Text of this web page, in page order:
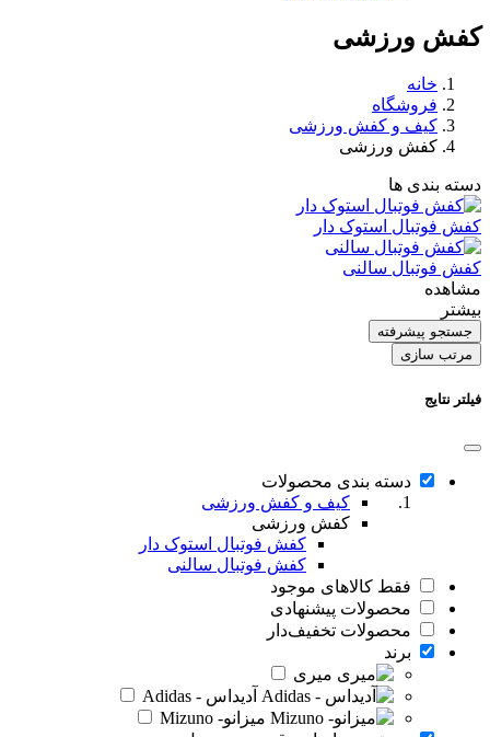
کفش ورزشی
خانه
فروشگاه
کیف و کفش ورزشی
کفش ورزشی
دسته بندی ها
کفش فوتبال استوک دار
کفش فوتبال سالنی
مشاهده
بیشتر
جستجو پیشرفته
مرتب سازی
فیلتر نتایج
دسته بندی محصولات
کیف و کفش ورزشی
کفش ورزشی
کفش فوتبال استوک دار
کفش فوتبال سالنی
فقط کالاهای موجود
محصولات پیشنهادی
محصولات تخفیف‌دار
برند
میری
آدیداس - Adidas
میزانو- Mizuno